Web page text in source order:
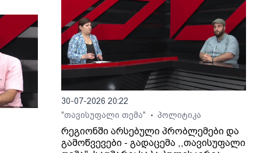
30-07-2026 20:22
"თავისუფალი თემა"
• პოლიტიკა
რეგიონში არსებული პრობლემები და
გამოწვევები - გადაცემა ,,თავისუფალი